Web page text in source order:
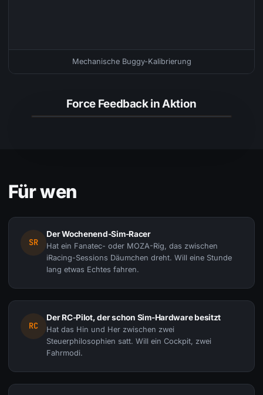
Mechanische Buggy-Kalibrierung
Force Feedback in Aktion
Für wen
SR
Der Wochenend-Sim-Racer
Hat ein Fanatec- oder MOZA-Rig, das zwischen
iRacing-Sessions Däumchen dreht. Will eine Stunde
lang etwas Echtes fahren.
RC
Der RC-Pilot, der schon Sim-Hardware besitzt
Hat das Hin und Her zwischen zwei
Steuerphilosophien satt. Will ein Cockpit, zwei
Fahrmodi.